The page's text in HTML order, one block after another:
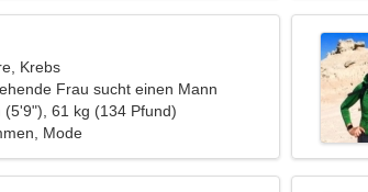
Krebs
Frau sucht einen Mann
(5'9"), 61 kg (134 Pfund)
Mode